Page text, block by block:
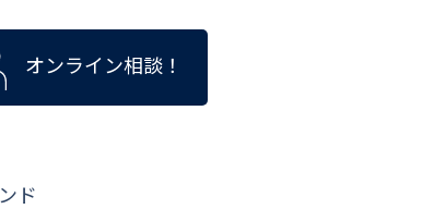
オンライン相談！
ド